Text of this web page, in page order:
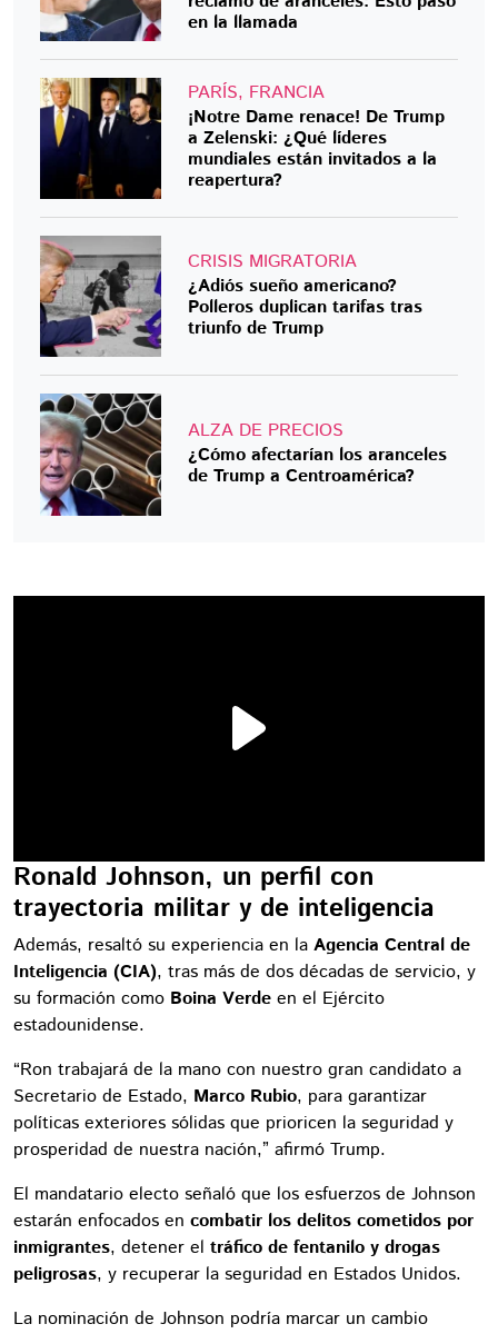
en la llamada
PARÍS, FRANCIA
¡Notre Dame renace! De Trump
a Zelenski: ¿Qué líderes
mundiales están invitados a la
reapertura?
CRISIS MIGRATORIA
¿Adiós sueño americano?
Polleros duplican tarifas tras
triunfo de Trump
ALZA DE PRECIOS
¿Cómo afectarían los aranceles
de Trump a Centroamérica?
Ronald Johnson, un perfil con
trayectoria militar y de inteligencia
Además, resaltó su experiencia en la Agencia Central de
Inteligencia (CIA), tras más de dos décadas de servicio, y
su formación como Boina Verde en el Ejército
estadounidense.
“Ron trabajará de la mano con nuestro gran candidato a
Secretario de Estado, Marco Rubio, para garantizar
políticas exteriores sólidas que prioricen la seguridad y
prosperidad de nuestra nación,” afirmó Trump.
El mandatario electo señaló que los esfuerzos de Johnson
estarán enfocados en combatir los delitos cometidos por
inmigrantes, detener el tráfico de fentanilo y drogas
peligrosas, y recuperar la seguridad en Estados Unidos.
La nominación de Johnson podría marcar un cambio